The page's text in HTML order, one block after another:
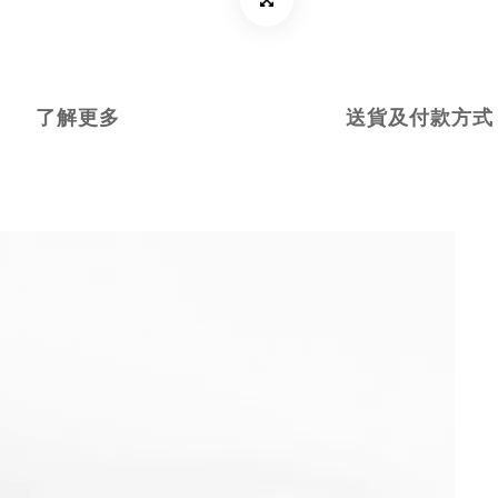
了解更多 送貨及付款方式